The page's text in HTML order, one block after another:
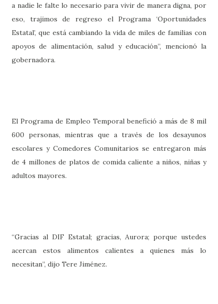
a nadie le falte lo necesario para vivir de manera digna, por
eso, trajimos de regreso el Programa ‘Oportunidades
Estatal’, que está cambiando la vida de miles de familias con
apoyos de alimentación, salud y educación”, mencionó la
gobernadora.
El Programa de Empleo Temporal benefició a más de 8 mil
600 personas, mientras que a través de los desayunos
escolares y Comedores Comunitarios se entregaron más
de 4 millones de platos de comida caliente a niños, niñas y
adultos mayores.
“Gracias al DIF Estatal; gracias, Aurora; porque ustedes
acercan estos alimentos calientes a quienes más lo
necesitan”, dijo Tere Jiménez.